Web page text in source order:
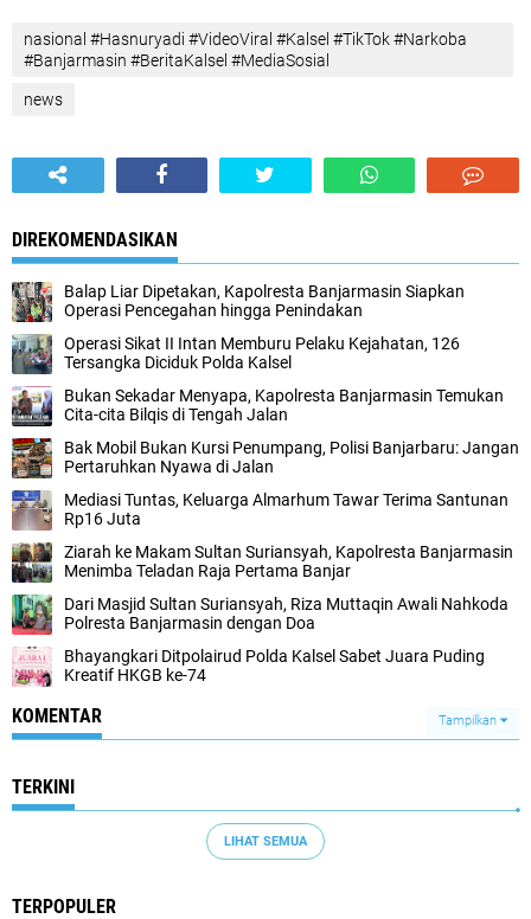
nasional #Hasnuryadi #VideoViral #Kalsel #TikTok #Narkoba
#Banjarmasin #BeritaKalsel #MediaSosial
news
DIREKOMENDASIKAN
Balap Liar Dipetakan, Kapolresta Banjarmasin Siapkan
Operasi Pencegahan hingga Penindakan
Operasi Sikat II Intan Memburu Pelaku Kejahatan, 126
Tersangka Diciduk Polda Kalsel
Bukan Sekadar Menyapa, Kapolresta Banjarmasin Temukan
Cita-cita Bilqis di Tengah Jalan
Bak Mobil Bukan Kursi Penumpang, Polisi Banjarbaru: Jangan
Pertaruhkan Nyawa di Jalan
Mediasi Tuntas, Keluarga Almarhum Tawar Terima Santunan
Rp16 Juta
Ziarah ke Makam Sultan Suriansyah, Kapolresta Banjarmasin
Menimba Teladan Raja Pertama Banjar
Dari Masjid Sultan Suriansyah, Riza Muttaqin Awali Nahkoda
Polresta Banjarmasin dengan Doa
Bhayangkari Ditpolairud Polda Kalsel Sabet Juara Puding
Kreatif HKGB ke-74
KOMENTAR Tampilkan
TERKINI
LIHAT SEMUA
TERPOPULER